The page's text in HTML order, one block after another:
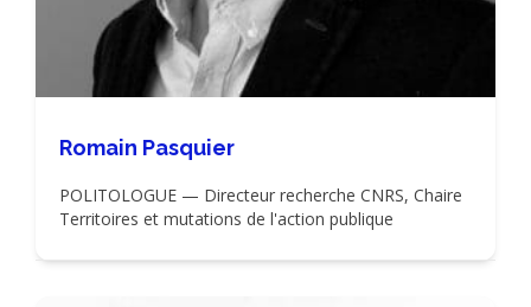
Romain Pasquier
POLITOLOGUE — Directeur recherche CNRS, Chaire
Territoires et mutations de l'action publique